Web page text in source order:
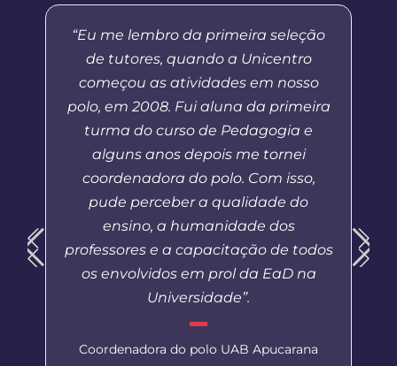
“Eu me lembro da primeira seleção
de tutores, quando a Unicentro
começou as atividades em nosso
polo, em 2008. Fui aluna da primeira
turma do curso de Pedagogia e
alguns anos depois me tornei
coordenadora do polo. Com isso,
pude perceber a qualidade do
ensino, a humanidade dos
professores e a capacitação de todos
os envolvidos em prol da EaD na
Universidade”.
Coordenadora do polo UAB Apucarana